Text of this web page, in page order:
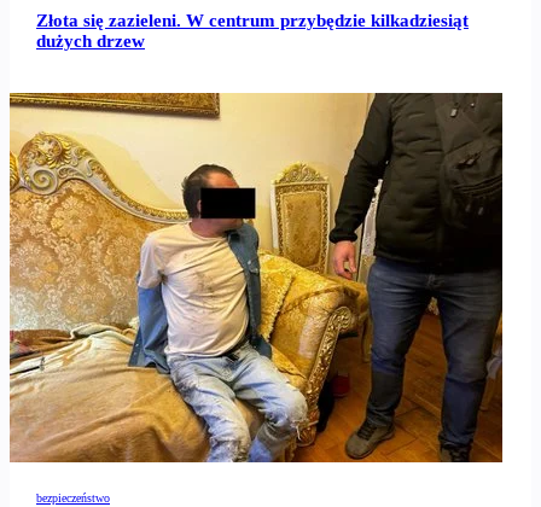
Złota się zazieleni. W centrum przybędzie kilkadziesiąt
dużych drzew
bezpieczeństwo